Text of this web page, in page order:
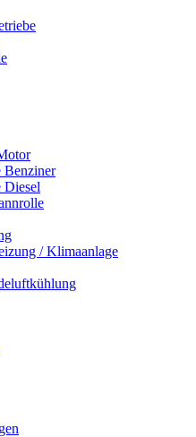
Benziner
Diesel
/ Klimaanlage